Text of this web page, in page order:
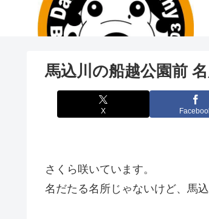
馬込川の船越公園前
X
さくら咲いています。
名だたる名所じゃないけど、馬